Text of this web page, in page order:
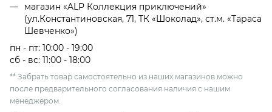
магазин «ALP Коллекция приключений»
(ул.Константиновская, 71, ТК «Шоколад», ст.м. «Тараса
Шевченко»)
пн - пт: 10:00 - 19:00
сб - вс: 11:00 - 18:00
** Забрать товар самостоятельно из наших магазинов можно
после предварительного согласования наличия с нашим
менеджером.